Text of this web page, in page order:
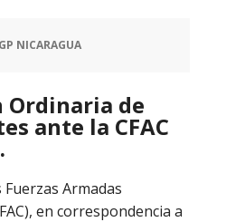
NICARAGUA
Ordinaria de
ante la CFAC
Armadas
en correspondencia a